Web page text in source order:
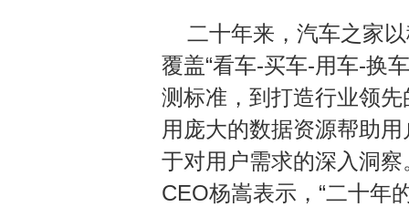
二十年来，汽车之家
覆盖“看车-买车-用车-换
测标准，到打造行业领
用庞大的数据资源帮助
于对用户需求的深入洞察
CEO杨嵩表示，“二十年